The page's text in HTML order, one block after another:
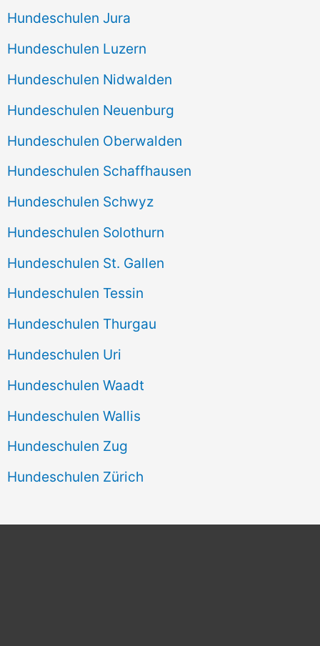
Hundeschulen Jura
Hundeschulen Luzern
Hundeschulen Nidwalden
Hundeschulen Neuenburg
Hundeschulen Oberwalden
Hundeschulen Schaffhausen
Hundeschulen Schwyz
Hundeschulen Solothurn
Hundeschulen St. Gallen
Hundeschulen Tessin
Hundeschulen Thurgau
Hundeschulen Uri
Hundeschulen Waadt
Hundeschulen Wallis
Hundeschulen Zug
Hundeschulen Zürich